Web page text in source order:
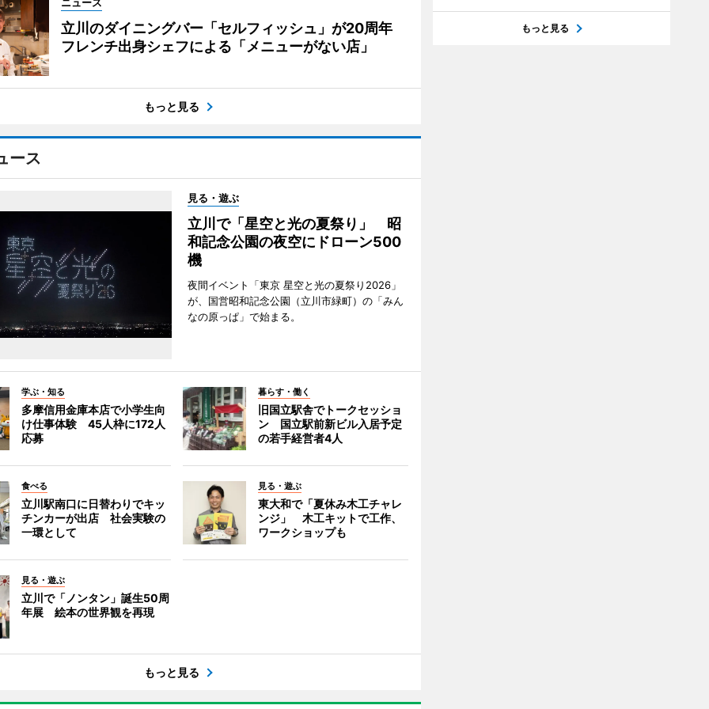
立川のダイニングバー「セルフィッシュ」が20周年
フレンチ出身シェフによる「メニューがない店」
もっと見る
ース
見る・遊ぶ
立川で「星空と光の夏祭り」 昭
和記念公園の夜空にドローン500
機
夜間イベント「東京 星空と光の夏祭り2026」
が、国営昭和記念公園（立川市緑町）の「みん
なの原っぱ」で始まる。
学ぶ・知る
多摩信用金庫本店で小学生向
け仕事体験 45人枠に172人
応募
暮らす・働く
旧国立駅舎でトークセッショ
ン 国立駅前新ビル入居予定
の若手経営者4人
食べる
立川駅南口に日替わりでキッ
チンカーが出店 社会実験の
一環として
見る・遊ぶ
東大和で「夏休み木工チャレ
ンジ」 木工キットで工作、
ワークショップも
見る・遊ぶ
立川で「ノンタン」誕生50周
年展 絵本の世界観を再現
もっと見る
もっと見る